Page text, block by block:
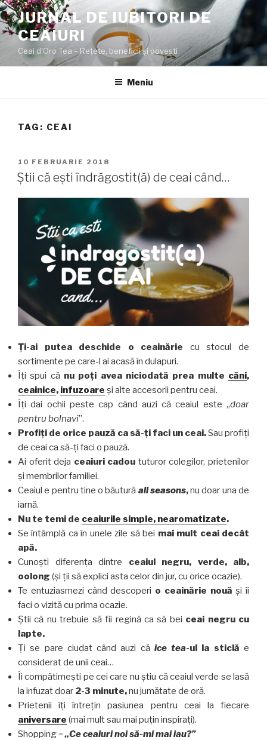
Sari
la
conținut
JURNAL DE IUBITORI DE
CEAIURI
Ceai d'Oro Tea – Rețete, beneficii şi poveşti
Meniu
TAG: CEAI
PUBLICAT
PE
10 FEBRUARIE 2018
Știi că ești îndrăgostit(ă) de ceai când…
Ți-ai putea deschide o ceainărie cu stocul de
sortimente pe care-l ai acasă în dulapuri.
Îți spui că nu poți avea niciodată prea multe căni,
ceainice, infuzoare și alte accesorii pentru ceai.
Îți dai ochii peste cap când auzi că ceaiul este „doar
pentru bolnavi”.
Profiți de orice pauză ca să-ți faci un ceai.Sau profiți
de ceai ca să-ți faci o pauză.
Ai oferit deja ceaiuri cadou tuturor colegilor, prietenilor
și membrilor familiei.
Ceaiul e pentru tine o băutură all seasons,nu doar una de
iarnă.
Nu te temi de ceaiurile simple, nearomatizate.
Se întâmplă ca în unele zile să bei mai mult ceai decât
apă.
Cunoști diferența dintre ceaiul negru, verde, alb,
oolong (și ții să explici asta celor din jur, cu orice ocazie).
Te entuziasmezi când descoperi o ceainărie nouă și îi
faci o vizită cu prima ocazie.
Știi că nu trebuie să fii regină ca să bei ceai negru cu
lapte.
Ți se pare ciudat când auzi că ice tea-ul la sticlă e
considerat de unii ceai…
Îi compătimești pe cei care nu știu că ceaiul verde se lasă
la infuzat doar 2-3 minute,nu jumătate de oră.
Prietenii îți întrețin pasiunea pentru ceai la fiecare
aniversare (mai mult sau mai puțin inspirați).
Shopping =„Ce ceaiuri noi să-mi mai iau?”